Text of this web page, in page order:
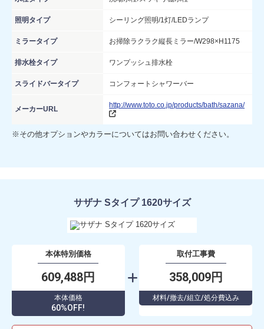
照明タイプ シーリング照明/1灯/LEDランプ
ミラータイプ お掃除ラクラク縦長ミラー/W298×H1175
排水栓タイプ ワンプッシュ排水栓
スライドバータイプ コンフォートシャワーバー
メーカーURL http://www.toto.co.jp/products/bath/sazana/
※その他オプションやカラーについてはお問い合わせください。
サザナ Sタイプ 1620サイズ
本体特別価格
609,488円
本体価格
60%OFF!
取付工事費
358,009円
材料/撤去/組立/処分費込み